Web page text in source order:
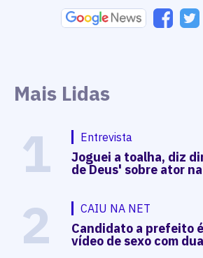
Mais Lidas
1 Entrevista
Joguei a toalha, diz
de Deus' sobre ator
2 CAIU NA NET
Candidato a prefeito
vídeo de sexo com